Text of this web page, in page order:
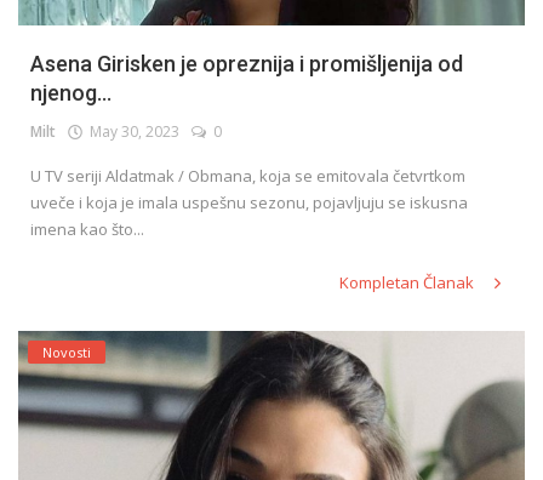
Asena Girisken je opreznija i promišljenija od
njenog...
Milt May 30, 2023 0
U TV seriji Aldatmak / Obmana, koja se emitovala četvrtkom
uveče i koja je imala uspešnu sezonu, pojavljuju se iskusna
imena kao što...
Kompletan Članak
Novosti